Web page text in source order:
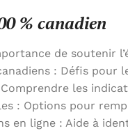
% canadien
de soutenir
: Défis pour
les
: Options pour
en ligne : Aide à